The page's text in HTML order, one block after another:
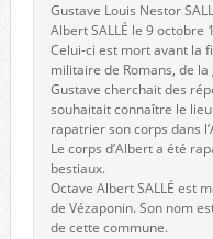
Gustave Louis Nestor
Albert SALLÉ le 9 octobre
Celui-ci est mort avant la
militaire de Romans, de
Gustave cherchait des
souhaitait connaître le
rapatrier son corps dans
Le corps d’Albert a été
bestiaux.
Octave Albert SALLÉ est
de Vézaponin. Son nom
de cette commune.